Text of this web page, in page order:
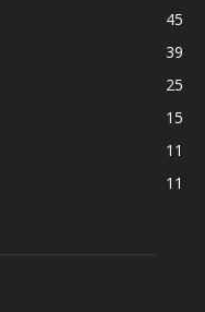
45
39
25
15
11
11